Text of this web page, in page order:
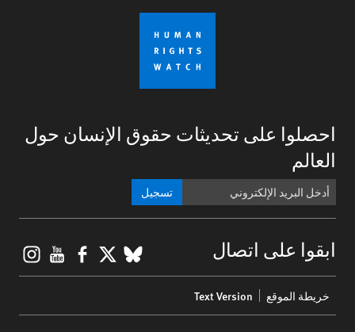
احصلوا على تحديثات حقوق الإنسان حول
العالم
تسجيل
ابقوا على اتصال BlueSky
X
menu
خريطة الموقع Text Version